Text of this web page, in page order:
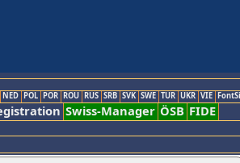
NED POL POR ROU RUS SRB SVK SWE TUR UKR VIE
Swiss-Manager ÖSB FIDE